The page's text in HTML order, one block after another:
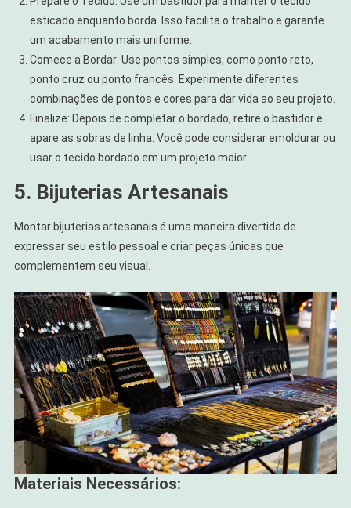
esticado enquanto borda. Isso facilita o trabalho e garante
um acabamento mais uniforme.
Comece a Bordar: Use pontos simples, como ponto reto,
ponto cruz ou ponto francês. Experimente diferentes
combinações de pontos e cores para dar vida ao seu projeto.
Finalize: Depois de completar o bordado, retire o bastidor e
apare as sobras de linha. Você pode considerar emoldurar ou
usar o tecido bordado em um projeto maior.
5. Bijuterias Artesanais
Montar bijuterias artesanais é uma maneira divertida de
expressar seu estilo pessoal e criar peças únicas que
complementem seu visual.
Materiais Necessários: